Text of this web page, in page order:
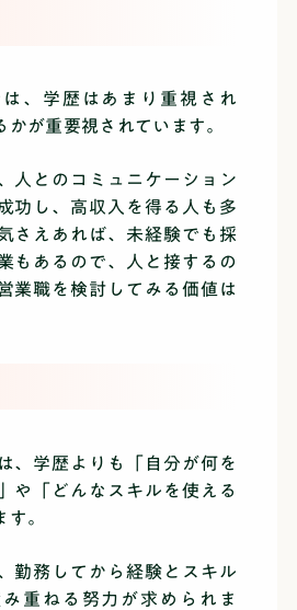
、学歴はあまり重視され
かが重要視されています。
人とのコミュニケーション
功し、高収入を得る人も多
さえあれば、未経験でも採
もあるので、人と接するの
業職を検討してみる価値は
、学歴よりも「自分が何を
や「どんなスキルを使える
。
勤務してから経験とスキル
重ねる努力が求められま